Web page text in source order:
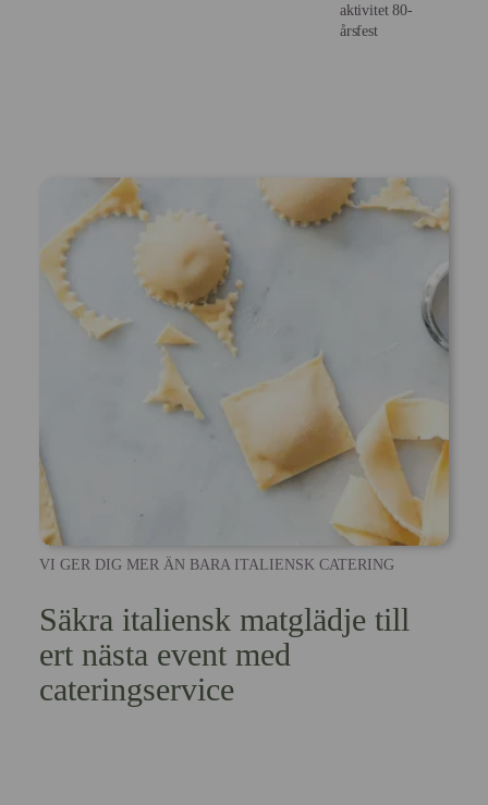
aktivitet 80-
årsfest
VI GER DIG MER ÄN BARA ITALIENSK CATERING
Säkra italiensk matglädje till
ert nästa event med
cateringservice